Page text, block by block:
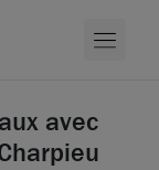
avec